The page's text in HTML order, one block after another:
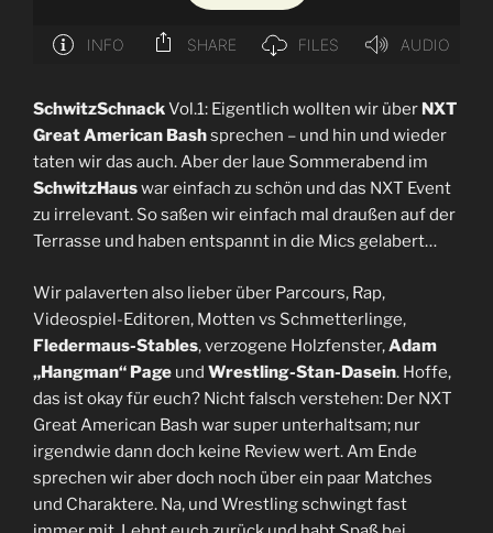
SchwitzSchnackVol.1: Eigentlich wollten wir über NXT
Great American Bashsprechen – und hin und wieder
taten wir das auch. Aber der laue Sommerabend im
SchwitzHauswar einfach zu schön und das NXT Event
zu irrelevant. So saßen wir einfach mal draußen auf der
Terrasse und haben entspannt in die Mics gelabert…
Wir palaverten also lieber über Parcours, Rap,
Videospiel-Editoren, Motten vs Schmetterlinge,
Fledermaus-Stables, verzogene Holzfenster,Adam
„Hangman“ Page und Wrestling-Stan-Dasein. Hoffe,
das ist okay für euch? Nicht falsch verstehen: Der NXT
Great American Bash war super unterhaltsam; nur
irgendwie dann doch keine Review wert. Am Ende
sprechen wir aber doch noch über ein paar Matches
und Charaktere. Na, und Wrestling schwingt fast